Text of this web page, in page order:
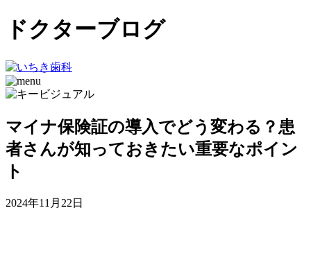
ドクターブログ
マイナ保険証の導入でどう変わる？患
者さんが知っておきたい重要なポイン
ト
2024年11月22日